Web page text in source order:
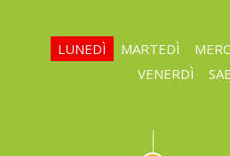
LUNEDÌ MARTEDÌ
VENERDÌ